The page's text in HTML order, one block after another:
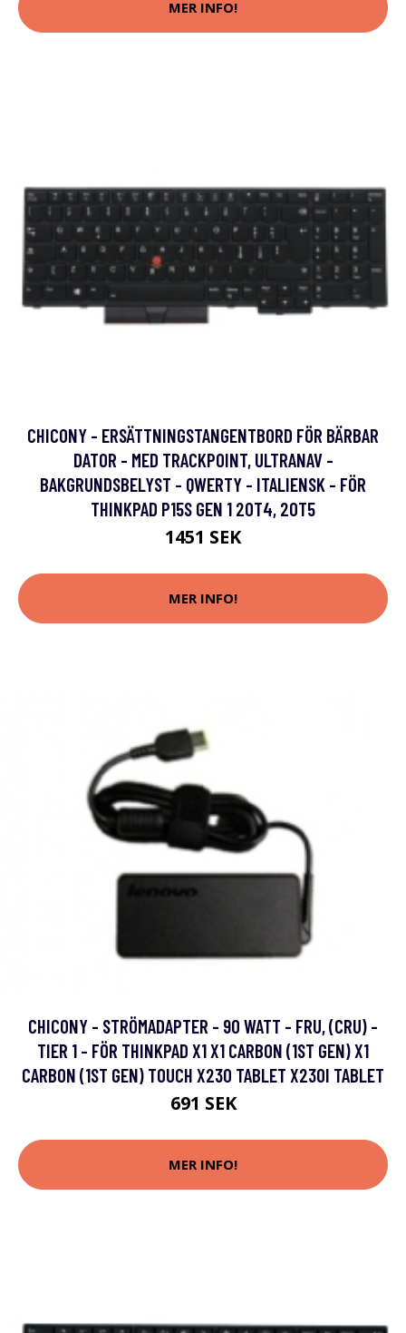
MER INFO!
CHICONY - ERSÄTTNINGSTANGENTBORD FÖR BÄRBAR
DATOR - MED TRACKPOINT, ULTRANAV -
BAKGRUNDSBELYST - QWERTY - ITALIENSK - FÖR
THINKPAD P15S GEN 1 20T4, 20T5
1451 SEK
MER INFO!
CHICONY - STRÖMADAPTER - 90 WATT - FRU, (CRU) -
TIER 1 - FÖR THINKPAD X1 X1 CARBON (1ST GEN) X1
CARBON (1ST GEN) TOUCH X230 TABLET X230I TABLET
691 SEK
MER INFO!